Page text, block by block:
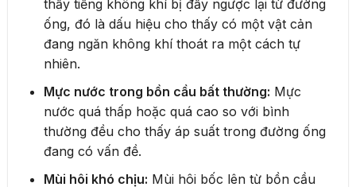
thấy tiếng không khí bị đẩy ngược lại từ đường
ống, đó là dấu hiệu cho thấy có một vật cản
đang ngăn không khí thoát ra một cách tự
nhiên.
Mực nước trong bồn cầu bất thường: Mực
nước quá thấp hoặc quá cao so với bình
thường đều cho thấy áp suất trong đường ống
đang có vấn đề.
Mùi hôi khó chịu: Mùi hôi bốc lên từ bồn cầu